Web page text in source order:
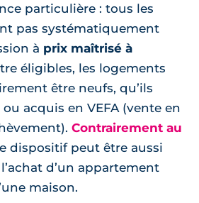
particulière : tous les
pas systématiquement
à prix maîtrisé à
éligibles, les logements
être neufs, qu’ils
acquis en VEFA (vente en
Contrairement au
dispositif peut être aussi
d’un appartement
maison.